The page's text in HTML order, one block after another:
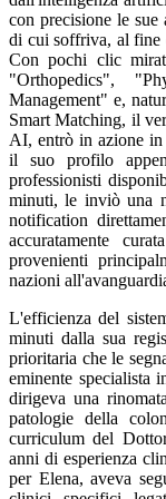
con precisione le sue
di cui soffriva, al fine
Con pochi clic
"Orthopedics",
Management" e,
Smart Matching, il
AI, entrò in azione in
il suo profilo
professionisti
minuti, le inviò una
notification
accuratamente
provenienti
nazioni
L'efficienza del
minuti dalla sua
prioritaria che le
eminente specialista
dirigeva una
patologie della
curriculum del
anni di esperienza
per Elena, aveva